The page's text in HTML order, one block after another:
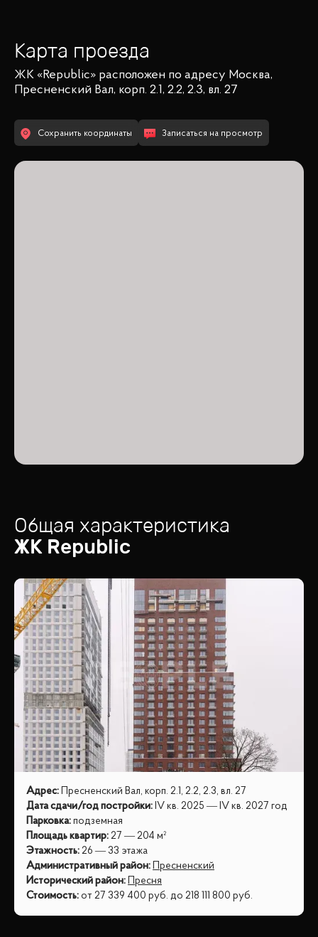
Карта проезда
ЖК «Republic» расположен по адресу Москва,
Пресненский Вал, корп. 2.1, 2.2, 2.3, вл. 27
Сохранить координаты Записаться на просмотр
Общая характеристика
ЖК Republic
Адрес: Пресненский Вал, корп. 2.1, 2.2, 2.3, вл. 27
Дата сдачи/год постройки: IV кв. 2025 — IV кв. 2027 год
Парковка: подземная
Площадь квартир: 27 — 204 м²
Этажность: 26 — 33 этажа
Административный район: Пресненский
Исторический район: Пресня
Стоимость: от 27 339 400 руб. до 218 111 800 руб.